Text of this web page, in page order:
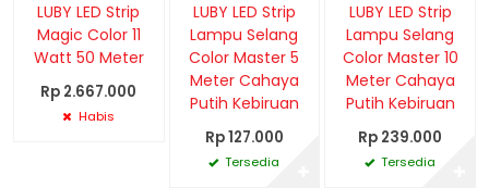
LUBY LED Strip
Magic Color 11
Watt 50 Meter
Rp 2.667.000
Habis
LUBY LED Strip
Lampu Selang
Color Master 5
Meter Cahaya
Putih Kebiruan
Rp 127.000
Tersedia
LUBY LED Strip
Lampu Selang
Color Master 10
Meter Cahaya
Putih Kebiruan
Rp 239.000
Tersedia